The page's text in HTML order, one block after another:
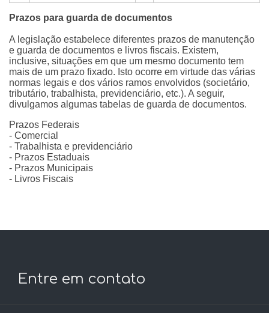
Prazos para guarda de documentos
A legislação estabelece diferentes prazos de manutenção
e guarda de documentos e livros fiscais. Existem,
inclusive, situações em que um mesmo documento tem
mais de um prazo fixado. Isto ocorre em virtude das várias
normas legais e dos vários ramos envolvidos (societário,
tributário, trabalhista, previdenciário, etc.). A seguir,
divulgamos algumas tabelas de guarda de documentos.
Prazos Federais
- Comercial
- Trabalhista e previdenciário
- Prazos Estaduais
- Prazos Municipais
- Livros Fiscais
Entre em contato